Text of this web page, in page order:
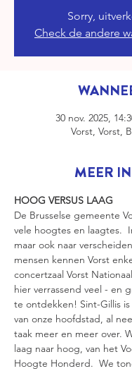
Sorry,
Check de andere
30 nov. 2025,
Vorst, Vorst,
MEER
HOOG VERSUS LAAG
De Brusselse gemeente
vele hoogtes en laagtes.
maar ook naar
mensen kennen Vorst
concertzaal Vorst
hier verrassend veel - en
te ontdekken! Sint-Gillis
van onze hoofdstad, al
taak meer en meer over.
laag naar hoog, van het
Hoogte Honderd.  We